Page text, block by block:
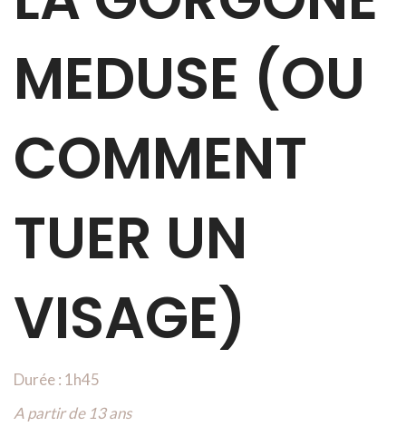
MEDUSE (OU
COMMENT
TUER UN
VISAGE)
Durée : 1h45
A partir de 13 ans